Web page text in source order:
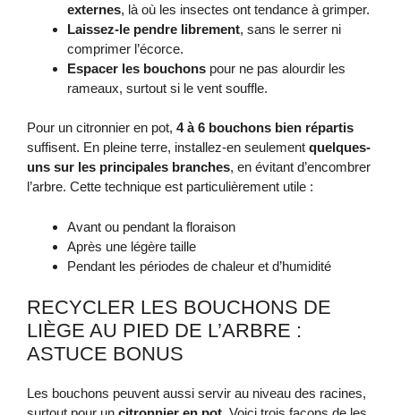
externes, là où les insectes ont tendance à grimper.
Laissez-le pendre librement, sans le serrer ni
comprimer l’écorce.
Espacer les bouchons pour ne pas alourdir les
rameaux, surtout si le vent souffle.
Pour un citronnier en pot, 4 à 6 bouchons bien répartis
suffisent. En pleine terre, installez-en seulement quelques-
uns sur les principales branches, en évitant d’encombrer
l’arbre. Cette technique est particulièrement utile :
Avant ou pendant la floraison
Après une légère taille
Pendant les périodes de chaleur et d’humidité
RECYCLER LES BOUCHONS DE
LIÈGE AU PIED DE L’ARBRE :
ASTUCE BONUS
Les bouchons peuvent aussi servir au niveau des racines,